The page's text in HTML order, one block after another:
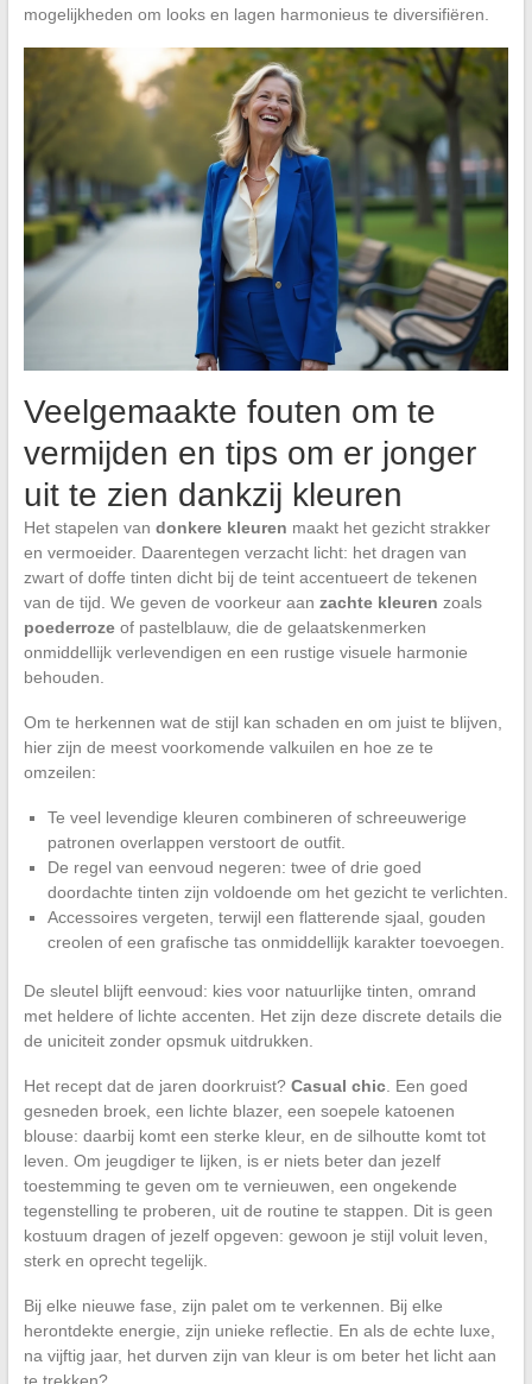
mogelijkheden om looks en lagen harmonieus te diversifiëren.
Veelgemaakte fouten om te
vermijden en tips om er jonger
uit te zien dankzij kleuren
Het stapelen van donkere kleuren maakt het gezicht strakker
en vermoeider. Daarentegen verzacht licht: het dragen van
zwart of doffe tinten dicht bij de teint accentueert de tekenen
van de tijd. We geven de voorkeur aan zachte kleuren zoals
poederrozeof pastelblauw, die de gelaatskenmerken
onmiddellijk verlevendigen en een rustige visuele harmonie
behouden.
Om te herkennen wat de stijl kan schaden en om juist te blijven,
hier zijn de meest voorkomende valkuilen en hoe ze te
omzeilen:
Te veel levendige kleuren combineren of schreeuwerige
patronen overlappen verstoort de outfit.
De regel van eenvoud negeren: twee of drie goed
doordachte tinten zijn voldoende om het gezicht te verlichten.
Accessoires vergeten, terwijl een flatterende sjaal, gouden
creolen of een grafische tas onmiddellijk karakter toevoegen.
De sleutel blijft eenvoud: kies voor natuurlijke tinten, omrand
met heldere of lichte accenten. Het zijn deze discrete details die
de uniciteit zonder opsmuk uitdrukken.
Het recept dat de jaren doorkruist? Casual chic. Een goed
gesneden broek, een lichte blazer, een soepele katoenen
blouse: daarbij komt een sterke kleur, en de silhoutte komt tot
leven. Om jeugdiger te lijken, is er niets beter dan jezelf
toestemming te geven om te vernieuwen, een ongekende
tegenstelling te proberen, uit de routine te stappen. Dit is geen
kostuum dragen of jezelf opgeven: gewoon je stijl voluit leven,
sterk en oprecht tegelijk.
Bij elke nieuwe fase, zijn palet om te verkennen. Bij elke
herontdekte energie, zijn unieke reflectie. En als de echte luxe,
na vijftig jaar, het durven zijn van kleur is om beter het licht aan